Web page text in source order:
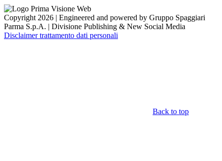
Copyright 2026 | Engineered and powered by Gruppo Spaggiari
Parma S.p.A. | Divisione Publishing & New Social Media
Disclaimer trattamento dati personali
Back to top